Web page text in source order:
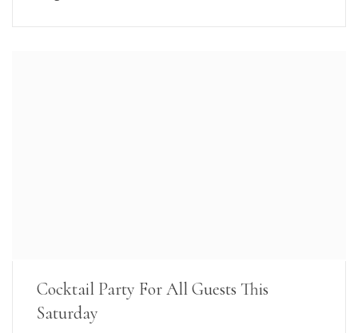
Cocktail Party For All Guests This
Saturday